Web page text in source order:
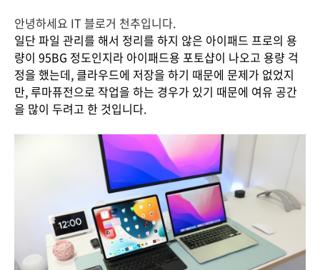
안녕하세요 IT 블로거 천추입니다.
일단 파일 관리를 해서 정리를 하지 않은 아이패드 프로의 용
량이 95BG 정도인지라 아이패드용 포토샵이 나오고 용량 걱
정을 했는데, 클라우드에 저장을 하기 때문에 문제가 없었지
만, 루마퓨전으로 작업을 하는 경우가 있기 때문에 여유 공간
을 많이 두려고 한 것입니다.